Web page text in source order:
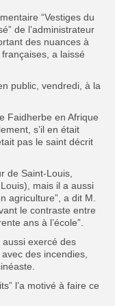
Search
“Vestiges du
de l’administrateur
des nuances à
a laissé
public, vendredi, à la
Faidherbe en Afrique
s’il en était
pas le saint décrit
de Saint-Louis,
mais il a aussi
agriculture”, a dit M.
le contraste entre
ans à l’école”.
exercé des
des incendies,
l’a motivé à faire ce